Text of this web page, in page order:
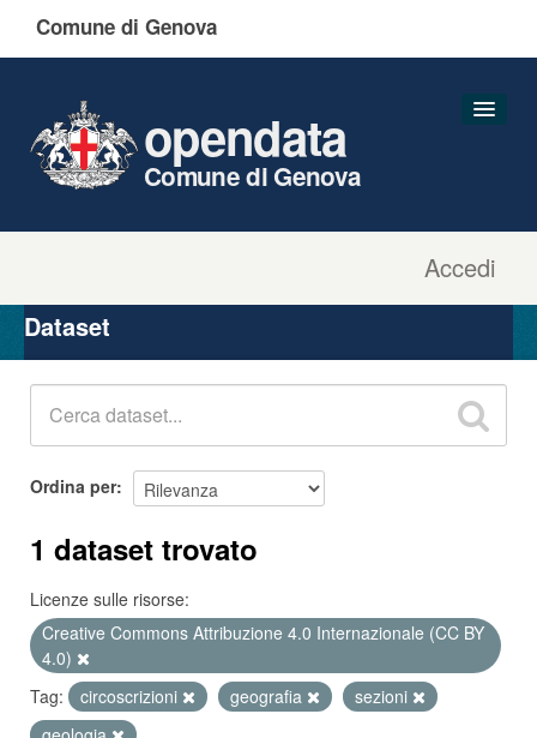
Comune di Genova
Accedi
opendata
Comune di Genova
Organizzazioni
Gruppi
Dataset
Ordina per
1 dataset trovato
Licenze sulle risorse:
Creative Commons Attribuzione 4.0 Internazionale (CC BY
4.0)
Tag:
circoscrizioni geografia
sezioni